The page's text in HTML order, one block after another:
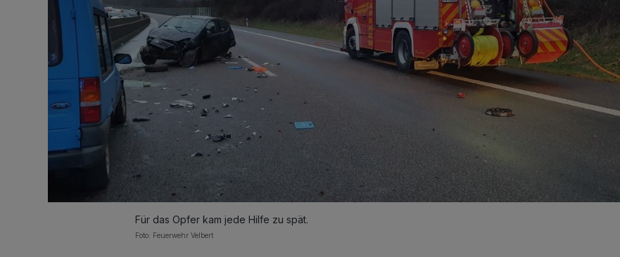
Für das Opfer kam jede Hilfe zu spät.
Foto: Feuerwehr Velbert